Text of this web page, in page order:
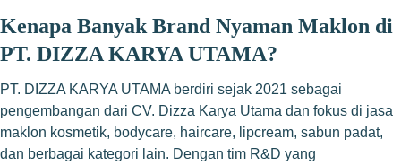
Kenapa Banyak Brand Nyaman Maklon di
PT. DIZZA KARYA UTAMA?
PT. DIZZA KARYA UTAMA berdiri sejak 2021 sebagai
pengembangan dari CV. Dizza Karya Utama dan fokus di jasa
maklon kosmetik, bodycare, haircare, lipcream, sabun padat,
dan berbagai kategori lain. Dengan tim R&D yang